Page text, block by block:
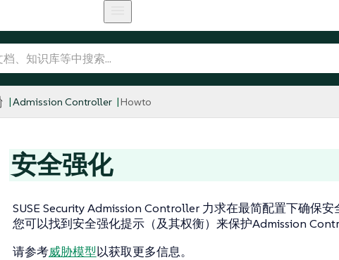
Admission Controller Howto
安全强化
SUSE Security Admission Controller 力求在最简配置下确保安
您可以找到安全强化提示（及其权衡）来保护Admission
请参考威胁模型以获取更多信息。